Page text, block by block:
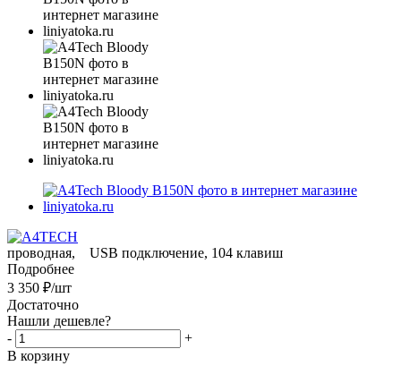
проводная, USB подключение, 104 клавиш
Подробнее
3 350 ₽/шт
Достаточно
Нашли дешевле?
-
+
В корзину